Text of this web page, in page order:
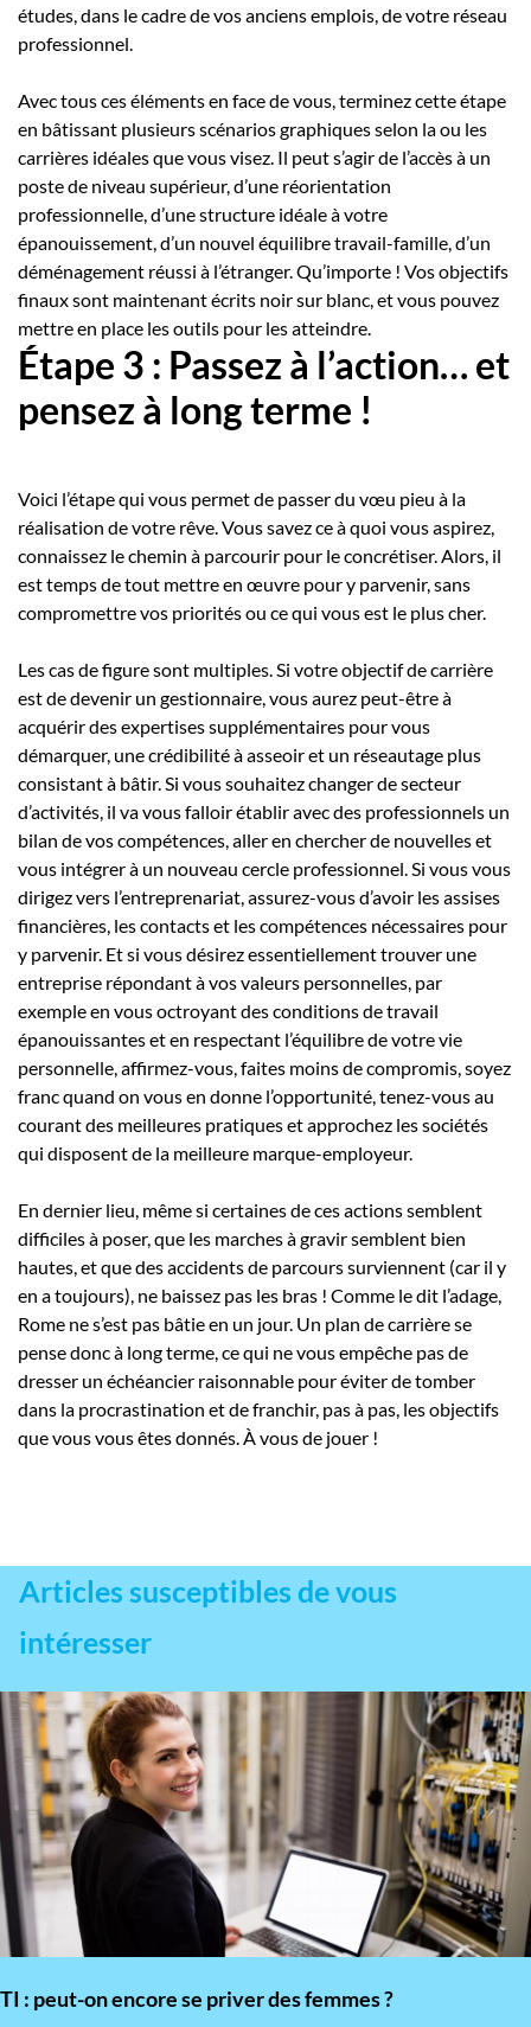
études, dans le cadre de vos anciens emplois, de votre réseau
professionnel.
Avec tous ces éléments en face de vous, terminez cette étape
en bâtissant plusieurs scénarios graphiques selon la ou les
carrières idéales que vous visez. Il peut s’agir de l’accès à un
poste de niveau supérieur, d’une réorientation
professionnelle, d’une structure idéale à votre
épanouissement, d’un nouvel équilibre travail-famille, d’un
déménagement réussi à l’étranger. Qu’importe ! Vos objectifs
finaux sont maintenant écrits noir sur blanc, et vous pouvez
mettre en place les outils pour les atteindre.
Étape 3 : Passez à l’action… et
pensez à long terme !
Voici l’étape qui vous permet de passer du vœu pieu à la
réalisation de votre rêve. Vous savez ce à quoi vous aspirez,
connaissez le chemin à parcourir pour le concrétiser. Alors, il
est temps de tout mettre en œuvre pour y parvenir, sans
compromettre vos priorités ou ce qui vous est le plus cher.
Les cas de figure sont multiples. Si votre objectif de carrière
est de devenir un gestionnaire, vous aurez peut-être à
acquérir des expertises supplémentaires pour vous
démarquer, une crédibilité à asseoir et un réseautage plus
consistant à bâtir. Si vous souhaitez changer de secteur
d’activités, il va vous falloir établir avec des professionnels un
bilan de vos compétences, aller en chercher de nouvelles et
vous intégrer à un nouveau cercle professionnel. Si vous vous
dirigez vers l’entreprenariat, assurez-vous d’avoir les assises
financières, les contacts et les compétences nécessaires pour
y parvenir. Et si vous désirez essentiellement trouver une
entreprise répondant à vos valeurs personnelles, par
exemple en vous octroyant des conditions de travail
épanouissantes et en respectant l’équilibre de votre vie
personnelle, affirmez-vous, faites moins de compromis, soyez
franc quand on vous en donne l’opportunité, tenez-vous au
courant des meilleures pratiques et approchez les sociétés
qui disposent de la meilleure marque-employeur.
En dernier lieu, même si certaines de ces actions semblent
difficiles à poser, que les marches à gravir semblent bien
hautes, et que des accidents de parcours surviennent (car il y
en a toujours), ne baissez pas les bras ! Comme le dit l’adage,
Rome ne s’est pas bâtie en un jour. Un plan de carrière se
pense donc à long terme, ce qui ne vous empêche pas de
dresser un échéancier raisonnable pour éviter de tomber
dans la procrastination et de franchir, pas à pas, les objectifs
que vous vous êtes donnés. À vous de jouer !
Articles susceptibles de vous
intéresser
TI : peut-on encore se priver des femmes ?